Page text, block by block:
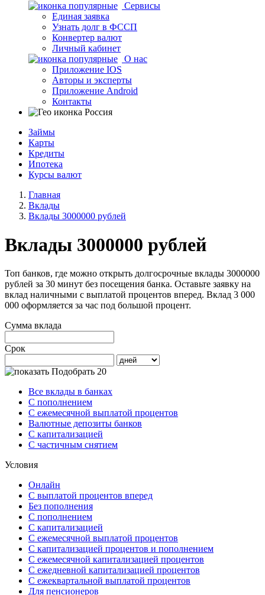
Сервисы
Единая заявка
Узнать долг в ФССП
Конвертер валют
Личный кабинет
О нас
Приложение IOS
Авторы и эксперты
Приложение Android
Контакты
Россия
Займы
Карты
Кредиты
Ипотека
Курсы валют
Главная
Вклады
Вклады 3000000 рублей
Вклады 3000000 рублей
Топ банков, где можно открыть долгосрочные вклады 3000000
рублей за 30 минут без посещения банка. Оставьте заявку на
вклад наличными с выплатой процентов вперед. Вклад 3 000
000 оформляется за час под большой процент.
Сумма вклада
Срок
Подобрать 20
Все вклады в банках
С пополнением
С ежемесячной выплатой процентов
Валютные депозиты банков
С капитализацией
С частичным снятием
Условия
Онлайн
С выплатой процентов вперед
Без пополнения
С пополнением
С капитализацией
С ежемесячной выплатой процентов
С капитализацией процентов и пополнением
С ежемесячной капитализацией процентов
С ежедневной капитализацией процентов
С ежеквартальной выплатой процентов
Для пенсионеров